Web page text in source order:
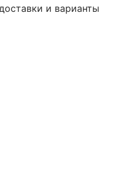
и варианты